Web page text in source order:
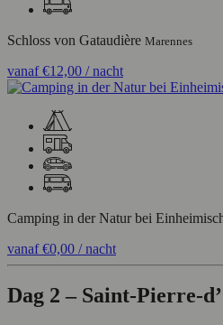
Schloss von Gataudière Marennes
vanaf€12,00 / nacht
Camping in der Natur bei
vanaf€0,00 / nacht
Dag 2 – Saint-Pierre-